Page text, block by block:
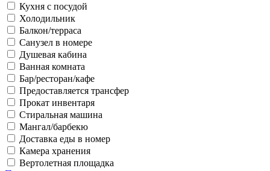
Кухня с посудой
Холодильник
Балкон/терраса
Санузел в номере
Душевая кабина
Ванная комната
Бар/ресторан/кафе
Предоставляется трансфер
Прокат инвентаря
Стиральная машина
Мангал/барбекю
Доставка еды в номер
Камера хранения
Вертолетная площадка